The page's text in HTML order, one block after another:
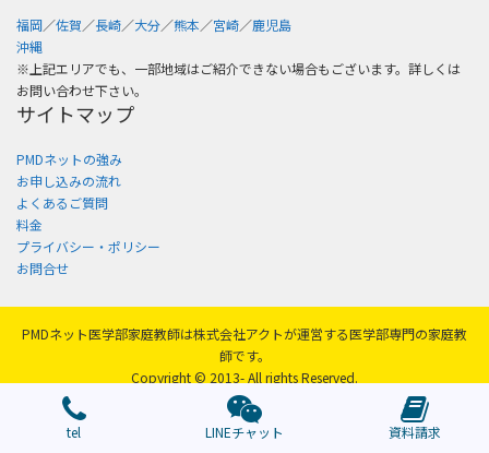
福岡／佐賀／長崎／大分／熊本／宮崎／鹿児島
沖縄
※上記エリアでも、一部地域はご紹介できない場合もございます。詳しくは
お問い合わせ下さい。
サイトマップ
PMDネットの強み
お申し込みの流れ
よくあるご質問
料金
プライバシー・ポリシー
お問合せ
PMDネット医学部家庭教師は株式会社アクトが運営する医学部専門の家庭教
師です。
Copyright © 2013- All rights Reserved.
tel LINEチャット 資料請求